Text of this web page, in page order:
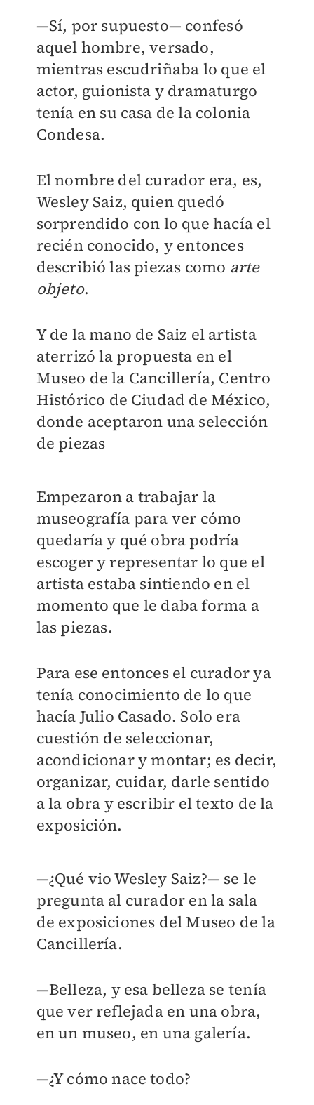
—Sí, por supuesto— confesó
aquel hombre, versado,
mientras escudriñaba lo que el
actor, guionista y dramaturgo
tenía en su casa de la colonia
Condesa.
El nombre del curador era, es,
Wesley Saiz, quien quedó
sorprendido con lo que hacía el
recién conocido, y entonces
describió las piezas como arte
objeto.
Y de la mano de Saiz el artista
aterrizó la propuesta en el
Museo de la Cancillería, Centro
Histórico de Ciudad de México,
donde aceptaron una selección
de piezas
Empezaron a trabajar la
museografía para ver cómo
quedaría y qué obra podría
escoger y representar lo que el
artista estaba sintiendo en el
momento que le daba forma a
las piezas.
Para ese entonces el curador ya
tenía conocimiento de lo que
hacía Julio Casado. Solo era
cuestión de seleccionar,
acondicionar y montar; es decir,
organizar, cuidar, darle sentido
a la obra y escribir el texto de la
exposición.
—¿Qué vio Wesley Saiz?— se le
pregunta al curador en la sala
de exposiciones del Museo de la
Cancillería.
—Belleza, y esa belleza se tenía
que ver reflejada en una obra,
en un museo, en una galería.
—¿Y cómo nace todo?